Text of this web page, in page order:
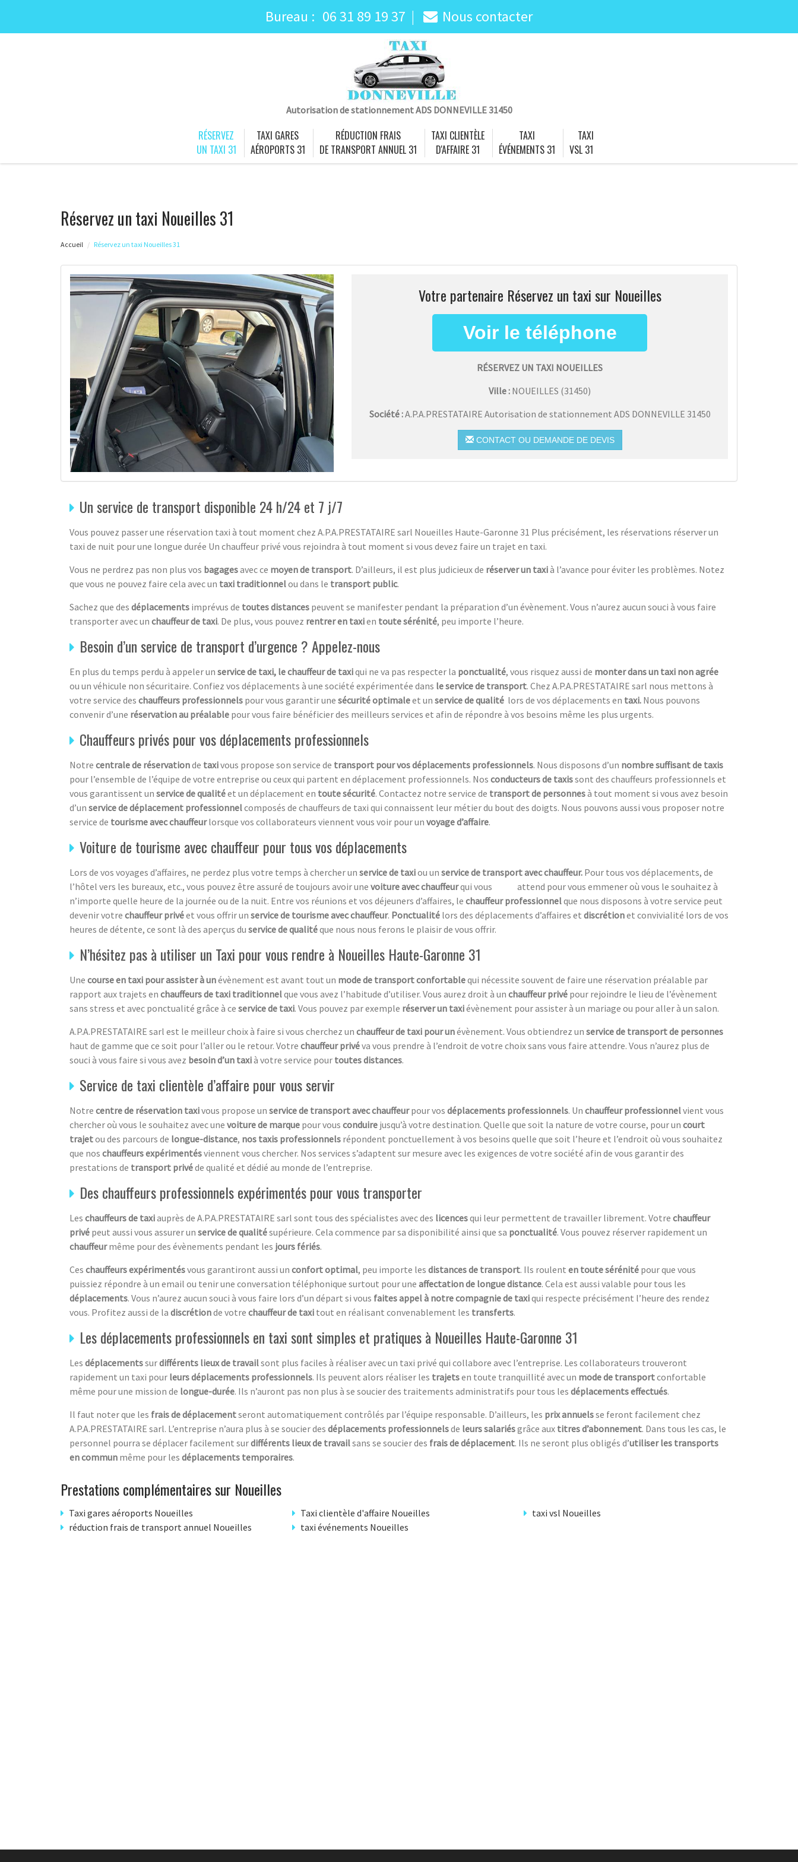
Bureau : 06 31 89 19 37 Nous contacter
Autorisation de stationnement ADS DONNEVILLE 31450
RÉSERVEZ
UN TAXI 31
TAXI GARES
AÉROPORTS 31
RÉDUCTION FRAIS
DE TRANSPORT ANNUEL 31
TAXI CLIENTÈLE
D'AFFAIRE 31
TAXI
ÉVÉNEMENTS 31
TAXI
VSL 31
Réservez un taxi Noueilles 31
Accueil Réservez un taxi Noueilles 31
Votre partenaire Réservez un taxi sur Noueilles
RÉSERVEZ UN TAXI NOUEILLES
Ville : NOUEILLES (31450)
Société :A.P.A.PRESTATAIRE Autorisation de stationnement ADS DONNEVILLE 31450
CONTACT OU DEMANDE DE DEVIS
Un service de transport disponible 24 h/24 et 7 j/7
Vous pouvez passer une réservation taxi à tout moment chez A.P.A.PRESTATAIRE sarl Noueilles Haute-Garonne 31 Plus précisément, les réservations réserver un
taxi de nuit pour une longue durée Un chauffeur privé vous rejoindra à tout moment si vous devez faire un trajet en taxi.
Vous ne perdrez pas non plus vos bagagesavec ce moyen de transport. D’ailleurs, il est plus judicieux de réserver un taxià l’avance pour éviter les problèmes. Notez
que vous ne pouvez faire cela avec un taxi traditionnelou dans le transport public.
Sachez que des déplacements imprévus de toutes distances peuvent se manifester pendant la préparation d’un évènement. Vous n’aurez aucun souci à vous faire
transporter avec un chauffeur de taxi. De plus, vous pouvez rentrer en taxien toute sérénité, peu importe l’heure.
Besoin d’un service de transport d’urgence ? Appelez-nous
En plus du temps perdu à appeler un service de taxi, le chauffeur de taxiqui ne va pas respecter la ponctualité, vous risquez aussi de monter dans un taxi non agrée
ou un véhicule non sécuritaire. Confiez vos déplacements à une société expérimentée dans le service de transport. Chez A.P.A.PRESTATAIRE sarl nous mettons à
votre service des chauffeurs professionnels pour vous garantir une sécurité optimaleet un service de qualité lors de vos déplacements en taxi. Nous pouvons
convenir d’une réservation au préalable pour vous faire bénéficier des meilleurs services et afin de répondre à vos besoins même les plus urgents.
Chauffeurs privés pour vos déplacements professionnels
Notre centrale de réservationde taxivous propose son service de transport pour vos déplacements professionnels. Nous disposons d’un nombre suffisant de taxis
pour l’ensemble de l’équipe de votre entreprise ou ceux qui partent en déplacement professionnels. Nos conducteurs de taxissont des chauffeurs professionnels et
vous garantissent un service de qualitéet un déplacement en toute sécurité. Contactez notre service de transport de personnesà tout moment si vous avez besoin
d’un service de déplacement professionnelcomposés de chauffeurs de taxi qui connaissent leur métier du bout des doigts. Nous pouvons aussi vous proposer notre
service de tourisme avec chauffeurlorsque vos collaborateurs viennent vous voir pour un voyage d’affaire.
Voiture de tourisme avec chauffeur pour tous vos déplacements
Lors de vos voyages d’affaires, ne perdez plus votre temps à chercher un service de taxiou un service de transport avec chauffeur. Pour tous vos déplacements, de
l’hôtel vers les bureaux, etc., vous pouvez être assuré de toujours avoir une voiture avec chauffeurqui vous attend pour vous emmener où vous le souhaitez à
n’importe quelle heure de la journée ou de la nuit. Entre vos réunions et vos déjeuners d’affaires, le chauffeur professionnelque nous disposons à votre service peut
devenir votre chauffeur privéet vous offrir un service de tourisme avec chauffeur. Ponctualité lors des déplacements d’affaires et discrétionet convivialité lors de vos
heures de détente, ce sont là des aperçus du service de qualitéque nous nous ferons le plaisir de vous offrir.
N’hésitez pas à utiliser un Taxi pour vous rendre à Noueilles Haute-Garonne 31
Une course en taxi pour assister à unévènement est avant tout un mode de transport confortablequi nécessite souvent de faire une réservation préalable par
rapport aux trajets en chauffeurs de taxi traditionnelque vous avez l’habitude d’utiliser. Vous aurez droit à un chauffeur privé pour rejoindre le lieu de l’évènement
sans stress et avec ponctualité grâce à ce service de taxi. Vous pouvez par exemple réserver un taxiévènement pour assister à un mariage ou pour aller à un salon.
A.P.A.PRESTATAIRE sarl est le meilleur choix à faire si vous cherchez un chauffeur de taxi pour unévènement. Vous obtiendrez un service de transport de personnes
haut de gamme que ce soit pour l’aller ou le retour. Votre chauffeur privéva vous prendre à l’endroit de votre choix sans vous faire attendre. Vous n’aurez plus de
souci à vous faire si vous avez besoin d’un taxià votre service pour toutes distances.
Service de taxi clientèle d’affaire pour vous servir
Notre centre de réservation taxivous propose un service de transport avec chauffeurpour vos déplacements professionnels. Un chauffeur professionnelvient vous
chercher où vous le souhaitez avec une voiture de marque pour vous conduire jusqu’à votre destination. Quelle que soit la nature de votre course, pour un court
trajetou des parcours de longue-distance, nos taxis professionnels répondent ponctuellement à vos besoins quelle que soit l’heure et l’endroit où vous souhaitez
que nos chauffeurs expérimentésviennent vous chercher. Nos services s’adaptent sur mesure avec les exigences de votre société afin de vous garantir des
prestations de transport privéde qualité et dédié au monde de l’entreprise.
Des chauffeurs professionnels expérimentés pour vous transporter
Les chauffeurs de taxiauprès de A.P.A.PRESTATAIRE sarl sont tous des spécialistes avec des licencesqui leur permettent de travailler librement. Votre chauffeur
privé peut aussi vous assurer un service de qualitésupérieure. Cela commence par sa disponibilité ainsi que sa ponctualité. Vous pouvez réserver rapidement un
chauffeurmême pour des évènements pendant les jours fériés.
Ces chauffeurs expérimentésvous garantiront aussi un confort optimal, peu importe les distances de transport. Ils roulent en toute sérénité pour que vous
puissiez répondre à un email ou tenir une conversation téléphonique surtout pour une affectation de longue distance. Cela est aussi valable pour tous les
déplacements. Vous n’aurez aucun souci à vous faire lors d’un départ si vous faites appel à notre compagnie de taxiqui respecte précisément l’heure des rendez
vous. Profitez aussi de la discrétionde votre chauffeur de taxi tout en réalisant convenablement les transferts.
Les déplacements professionnels en taxi sont simples et pratiques à Noueilles Haute-Garonne 31
Les déplacementssurdifférents lieux de travailsont plus faciles à réaliser avec un taxi privé qui collabore avec l’entreprise. Les collaborateurs trouveront
rapidement un taxi pour leurs déplacements professionnels. Ils peuvent alors réaliser les trajetsen toute tranquillité avec un mode de transportconfortable
même pour une mission de longue-durée. Ils n’auront pas non plus à se soucier des traitements administratifs pour tous les déplacements effectués.
Il faut noter que les frais de déplacementseront automatiquement contrôlés par l’équipe responsable. D’ailleurs, les prix annuelsse feront facilement chez
A.P.A.PRESTATAIRE sarl. L’entreprise n’aura plus à se soucier des déplacements professionnelsde leurs salariésgrâce aux titres d’abonnement. Dans tous les cas, le
personnel pourra se déplacer facilement surdifférents lieux de travailsans se soucier des frais de déplacement. Ils ne seront plus obligés d’utiliser les transports
en commun même pour les déplacements temporaires.
Prestations complémentaires sur Noueilles
Taxi gares aéroports Noueilles
réduction frais de transport annuel Noueilles
Taxi clientèle d'affaire Noueilles
taxi événements Noueilles
taxi vsl Noueilles